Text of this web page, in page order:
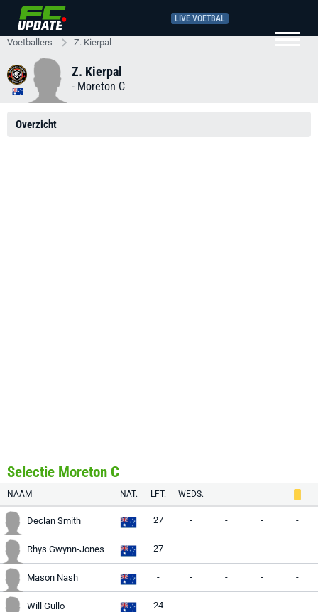
LIVE VOETBAL
Voetballers Z. Kierpal
Z. Kierpal
- Moreton C
Overzicht
Selectie Moreton C
NAAM NAT. LFT. WEDS.
Declan Smith 27 - - - -
Rhys Gwynn-Jones 27 - - - -
Mason Nash - - - - -
Will Gullo 24 - - - -